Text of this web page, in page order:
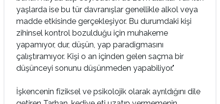
yaşlarda ise bu tür davranışlar genellikle alkol veya
madde etkisinde gerçekleşiyor. Bu durumdaki kişi
zihinsel kontrol bozulduğu için muhakeme
yapamıyor, dur, düşün, yap paradigmasını
çalıştıramıyor. Kişi o an içinden gelen saçma bir
düşünceyi sonunu düşünmeden yapabiliyor."
İşkencenin fiziksel ve psikolojik olarak ayrıldığını dile